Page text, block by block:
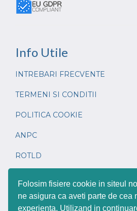
Folosim fisiere cookie in siteul
ne asigura ca aveti parte de cea
experienta. Utilizand in
Info Utile
INTREBARI FRECVENTE
TERMENI SI CONDITII
POLITICA COOKIE
ANPC
ROTLD